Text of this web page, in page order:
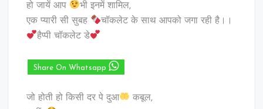
हो जायें आप
भी इनमें शामिल,
एक प्यारी सी सुबह
चॉकलेट के साथ आपको जगा रही है।।
हैप्पी चॉकलेट डे
Share On Whatsapp
जो होती हो किसी दर पे दुआ
कबूल,